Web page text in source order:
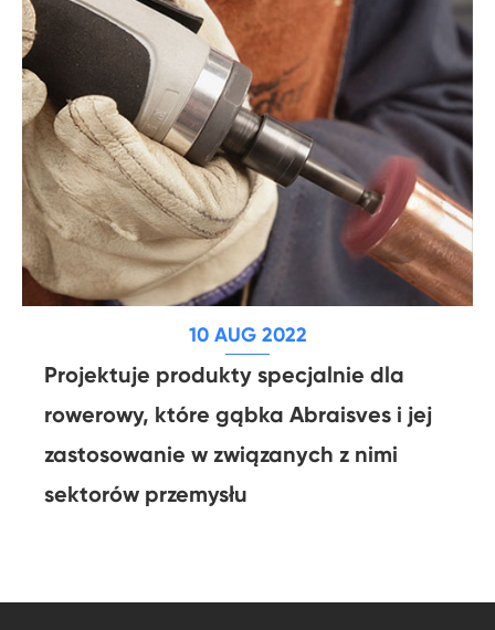
10 AUG 2022
Projektuje produkty specjalnie dla
rowerowy, które gąbka Abraisves i jej
zastosowanie w związanych z nimi
sektorów przemysłu